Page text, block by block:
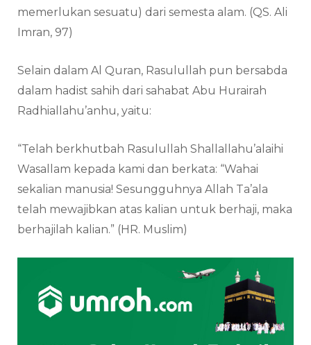
memerlukan sesuatu) dari semesta alam. (QS. Ali
Imran, 97)
Selain dalam Al Quran, Rasulullah pun bersabda
dalam hadist sahih dari sahabat Abu Hurairah
Radhiallahu’anhu, yaitu:
“Telah berkhutbah Rasulullah Shallallahu’alaihi
Wasallam kepada kami dan berkata: “Wahai
sekalian manusia! Sesungguhnya Allah Ta’ala
telah mewajibkan atas kalian untuk berhaji, maka
berhajilah kalian.” (HR. Muslim)